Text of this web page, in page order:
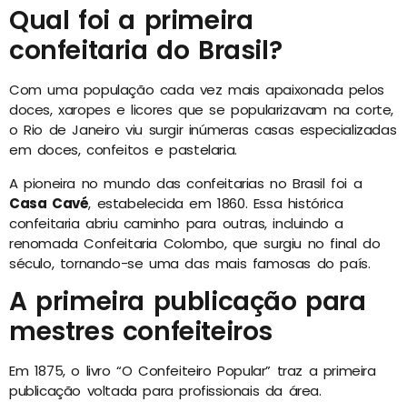
Qual foi a primeira
confeitaria do Brasil?
Com uma população cada vez mais apaixonada pelos
doces, xaropes e licores que se popularizavam na corte,
o Rio de Janeiro viu surgir inúmeras casas especializadas
em doces, confeitos e pastelaria.
A pioneira no mundo das confeitarias no Brasil foi a
Casa Cavé, estabelecida em 1860. Essa histórica
confeitaria abriu caminho para outras, incluindo a
renomada Confeitaria Colombo, que surgiu no final do
século, tornando-se uma das mais famosas do país.
A primeira publicação para
mestres confeiteiros
Em 1875, o livro “O Confeiteiro Popular” traz a primeira
publicação voltada para profissionais da área.